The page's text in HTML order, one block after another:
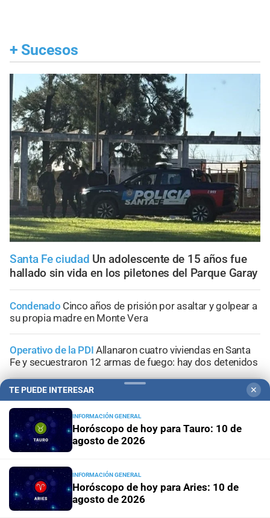
+ Sucesos
Santa Fe ciudad Un adolescente de 15 años fue
hallado sin vida en los piletones del Parque Garay
Condenado Cinco años de prisión por asaltar y golpear a
su propia madre en Monte Vera
Operativo de la PDI Allanaron cuatro viviendas en Santa
Fe y secuestraron 12 armas de fuego: hay dos detenidos
Narcos barrialesPersecución en Santa Fe: cuatro
aprehendidos con un arma, cocaína y dinero
Santa Fe
Incendio en Blas Parera: un Renault Clio quedó
destruido por las llamas
TE PUEDE INTERESAR ✕
INFORMACIÓN GENERAL
Horóscopo de hoy para Tauro: 10 de
agosto de 2026
INFORMACIÓN GENERAL
Horóscopo de hoy para Aries: 10 de
agosto de 2026